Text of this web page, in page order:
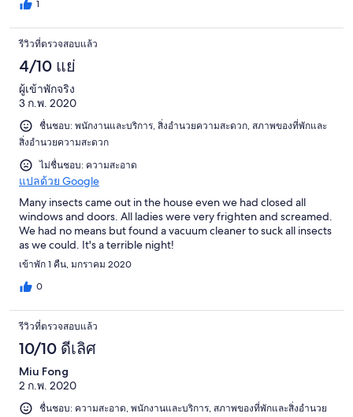
1
รีวิวที่ตรวจสอบแล้ว
4/10 แย่
ผู้เข้าพักจริง
3 ก.พ. 2020
ชื่นชอบ: พนักงานและบริการ, สิ่งอำนวยความสะดวก, สภาพของที่พักและ
สิ่งอำนวยความสะดวก
ไม่ชื่นชอบ: ความสะอาด
แปลด้วย Google
Many insects came out in the house even we had closed all
windows and doors. All ladies were very frighten and screamed.
We had no means but found a vacuum cleaner to suck all insects
as we could. It's a terrible night!
เข้าพัก 1 คืน, มกราคม 2020
0
รีวิวที่ตรวจสอบแล้ว
10/10 ดีเลิศ
Miu Fong
2 ก.พ. 2020
ชื่นชอบ: ความสะอาด, พนักงานและบริการ, สภาพของที่พักและสิ่งอำนวย